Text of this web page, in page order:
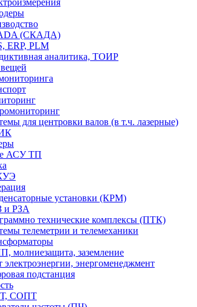
(СКАДА)
ERP, PLM
аналитика, ТОИР
для центровки валов (в т.ч. лазерные)
АСУ ТП
установки (КРМ)
и РЗА
технические комплексы (ПТК)
телеметрии и телемеханики
молниезащита, заземление
электроэнергии, энергоменеджмент
подстанция
СОПТ